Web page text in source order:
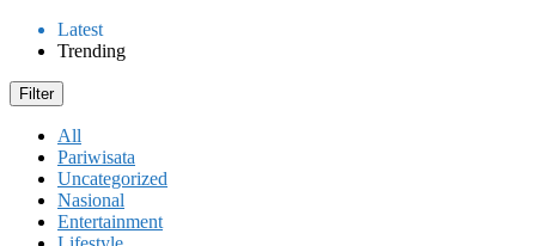
Latest
Trending
Filter
All
Pariwisata
Uncategorized
Nasional
Entertainment